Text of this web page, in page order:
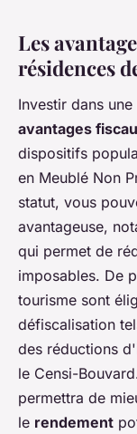
Les
résidences
Investir dans une
avantages
dispositifs
en Meublé Non
statut, vous
avantageuse,
qui permet de
imposables. De
tourisme sont
défiscalisation
des réductions
le Censi-
permettra de
le rendement